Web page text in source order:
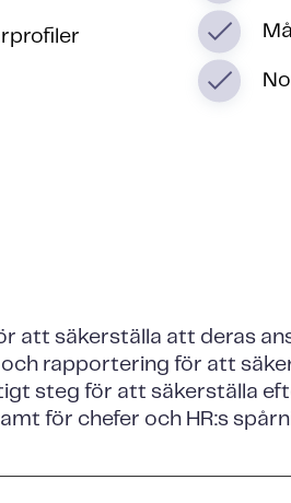
att säkerställa att deras
rapportering för att
steg för att säkerställa
för chefer och HR:s